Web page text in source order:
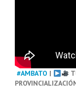
#AMBATO |